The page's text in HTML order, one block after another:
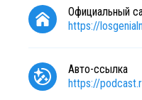
Официальный
https://
Авто-ссылка
https://